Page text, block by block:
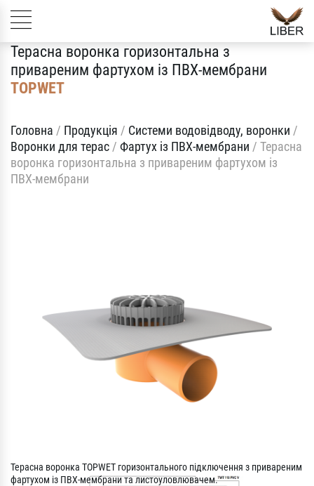
Терасна воронка горизонтальна з
привареним фартухом із ПВХ-мембрани
TOPWET
Головна / Продукція / Системи водовідводу, воронки /
Воронки для терас / Фартух із ПВХ-мембрани / Терасна
воронка горизонтальна з привареним фартухом із
ПВХ-мембрани
Терасна воронка TOPWET горизонтального підключення з привареним
фартухом із ПВХ-мембрани та листоуловлювачем.